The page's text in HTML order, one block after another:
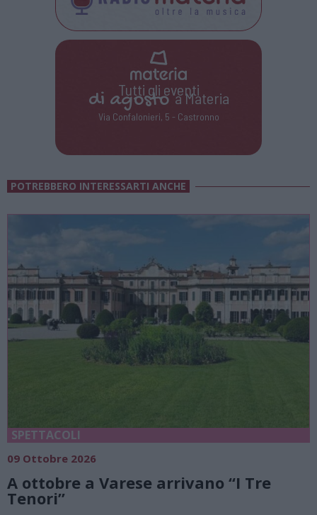
Tutti gli eventi
di agostoa Materia
Via Confalonieri, 5 - Castronno
POTREBBERO INTERESSARTI ANCHE
SPETTACOLI
09 Ottobre 2026
A ottobre a Varese arrivano “I Tre
Tenori”